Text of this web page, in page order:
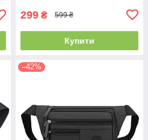
299 ₴ 599 ₴
Купити
–42%